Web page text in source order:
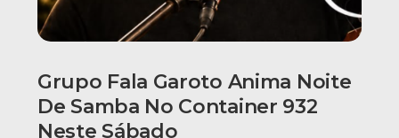
Grupo Fala Garoto Anima Noite
De Samba No Container 932
Neste Sábado